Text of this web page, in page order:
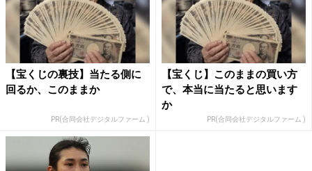
【宝くじの裏技】当たる側に
回るか、このままか
PR(合同会社デジタルファーム )
【宝くじ】このままの買い方
で、本当に当たると思います
か
PR(合同会社デジタルファーム )